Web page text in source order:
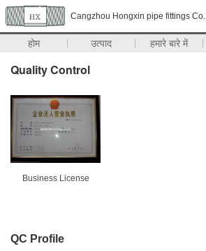
Cangzhou Hongxin pipe fittings
होम उत्पाद हमारे बारे में
Quality Control
Business License
QC Profile